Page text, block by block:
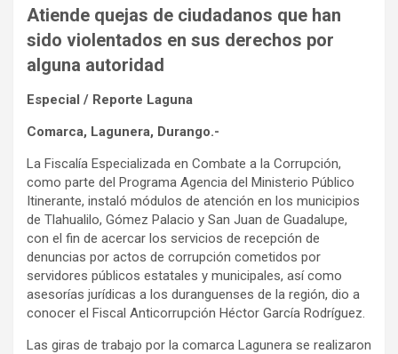
Atiende quejas de ciudadanos que han
sido violentados en sus derechos por
alguna autoridad
Especial / Reporte Laguna
Comarca, Lagunera, Durango.-
La Fiscalía Especializada en Combate a la Corrupción,
como parte del Programa Agencia del Ministerio Público
Itinerante, instaló módulos de atención en los municipios
de Tlahualilo, Gómez Palacio y San Juan de Guadalupe,
con el fin de acercar los servicios de recepción de
denuncias por actos de corrupción cometidos por
servidores públicos estatales y municipales, así como
asesorías jurídicas a los duranguenses de la región, dio a
conocer el Fiscal Anticorrupción Héctor García Rodríguez.
Las giras de trabajo por la comarca Lagunera se realizaron